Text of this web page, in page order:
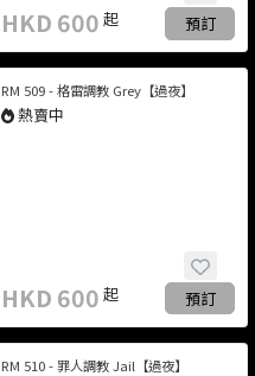
HKD 600 起 預訂
RM 509 - 格雷調教 Grey【過夜】
熱賣中
HKD 600 起 預訂
RM 510 - 罪人調教 Jail【過夜】